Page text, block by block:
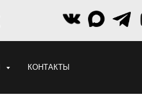
КОНТАКТЫ